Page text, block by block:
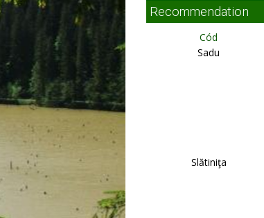
Recommendation
Cód
Sadu
Slătiniţa